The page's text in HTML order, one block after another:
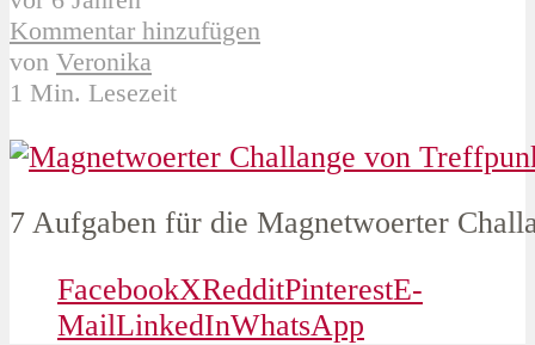
Kommentar hinzufügen
von Veronika
1 Min. Lesezeit
7 Aufgaben für die Magnetwoerter
FacebookXRedditPinterestE-
MailLinkedInWhatsApp